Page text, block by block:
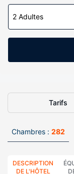
2 Adultes
Tarifs
Chambres : 282
DESCRIPTION
DE L'HÔTEL